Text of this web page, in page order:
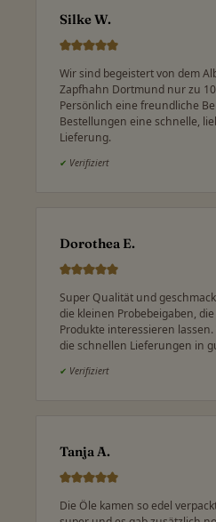
Silke W.
Wir sind begeistert von dem
Zapfhahn Dortmund nur zu
Persönlich eine freundliche
Bestellungen eine schnelle,
Lieferung.
✔ Verifiziert
Dorothea E.
Super Qualität und
die kleinen Probebeigaben,
Produkte interessieren
die schnellen Lieferungen in
✔ Verifiziert
Tanja A.
Die Öle kamen so edel